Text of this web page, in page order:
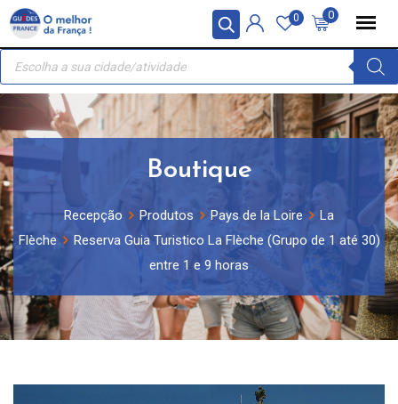
Painel de Gerenciamento de Cookies
Skip
content
0
0
Recherche
produits
Boutique
Recepção Produtos Pays de la Loire
La
Flèche
Reserva Guia Turistico La Flèche (Grupo de 1 até 30)
entre 1 e 9 horas